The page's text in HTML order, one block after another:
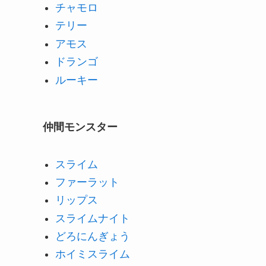
チャモロ
テリー
アモス
ドランゴ
ルーキー
仲間モンスター
スライム
ファーラット
リップス
スライムナイト
どろにんぎょう
ホイミスライム